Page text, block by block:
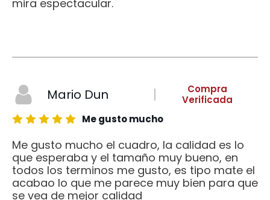
mira espectacular.
Mario Dun
Compra
Verificada
Me gusto mucho
Me gusto mucho el cuadro, la calidad es lo
que esperaba y el tamaño muy bueno, en
todos los terminos me gusto, es tipo mate el
acabao lo que me parece muy bien para que
se vea de mejor calidad